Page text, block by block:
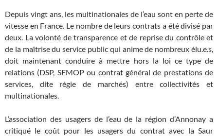
Depuis vingt ans, les multinationales de l’eau sont en perte de
vitesse en France. Le nombre de leurs contrats a été divisé par
deux. La volonté de transparence et de reprise du contrôle et
de la maîtrise du service public qui anime de nombreux élu.e.s,
doit maintenant conduire à mettre hors la loi ce type de
relations (DSP, SEMOP ou contrat général de prestations de
services, dite régie de marchés) entre collectivités et
multinationales.
L’association des usagers de l’eau de la région d’Annonay a
critiqué le coût pour les usagers du contrat avec la Saur